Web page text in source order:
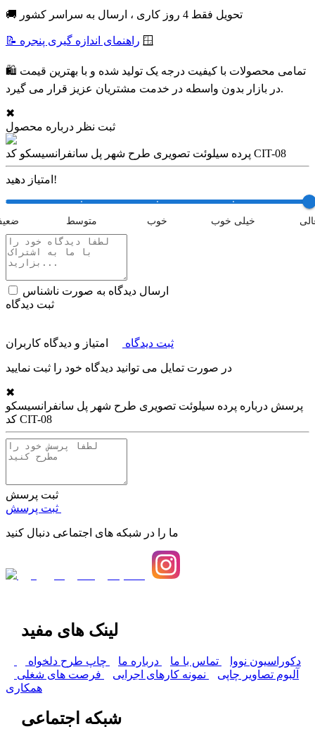
🚚 تحویل فقط 4 روز کاری ، ارسال به سراسر کشور
📝 راهنمای اندازه گیری پنجره 🪟
🛍 تمامی محصولات با کیفیت درجه یک تولید شده و با بهترین قیمت
در بازار بدون واسطه در خدمت مشتریان عزیز قرار می گیرد.
✖
ثبت نظر درباره محصول
پرده سیلوئت تصویری طرح شهر پل سانفرانسیسکو کد CIT-08
امتیاز دهید!
متوسط خوب خیلی خوب
ارسال دیدگاه به صورت ناشناس
ثبت دیدگاه
ثبت دیدگاه امتیاز و دیدگاه کاربران
در صورت تمایل می توانید دیدگاه خود را ثبت نمایید
✖
پرسش درباره پرده سیلوئت تصویری طرح شهر پل سانفرانسیسکو
کد CIT-08
ثبت پرسش
ما را در شبکه های اجتماعی دنبال کنید
لینک های مفید
دکوراسیون نووا تماس با ما درباره ما
چاپ طرح دلخواه
آلبوم تصاویر چاپی
نمونه کارهای اجرایی
فرصت های شغلی
همکاری
شبکه اجتماعی